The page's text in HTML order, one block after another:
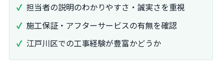
担当者の説明のわかりやすさ・誠実さを重視
施工保証・アフターサービスの有無を確認
江戸川区での工事経験が豊富かどうか